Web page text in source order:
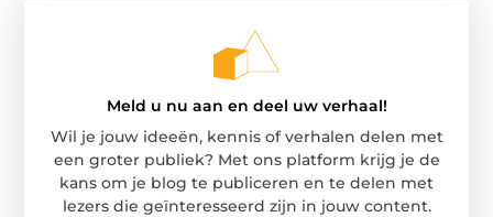
Meld u nu aan en deel uw verhaal!
Wil je jouw ideeën, kennis of verhalen delen met
een groter publiek? Met ons platform krijg je de
kans om je blog te publiceren en te delen met
lezers die geïnteresseerd zijn in jouw content.